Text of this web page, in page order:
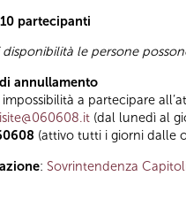
partecipanti
le persone
annullamento
a partecipare
(dal lunedì al
(attivo tutti i giorni dalle
: Sovrintendenza